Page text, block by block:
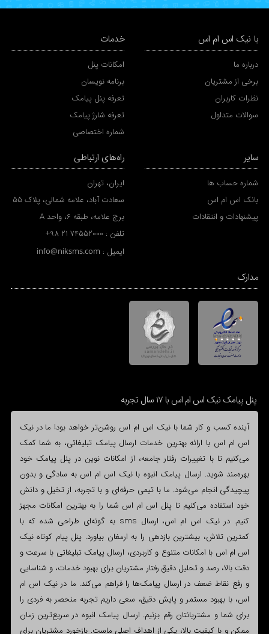
با نیک اس ام اس
درباره ما
برخی از مشتریان
نظرات کاربران
سوالات متداول
خدمات
امکانات پنل
برنامه نویسان
تعرفه پنل پیامک
تعرفه شارژ پیامک
شماره اختصاصی
سایر
شماره حساب ها
بانک اس ام اس
پیشنهادات و انتقادات
راه‌های ارتباطی
ایران، تهران
سعادت آباد، علامه شمالی، پلاک 55
برج علامه، طبقه 6، واحد A
تلفن : +98 21 74552000
ایمیل : info@niksms.com
مدارک
پنل پیامک نیک اس ام اس با 17 سال تجربه
آینده کسب و کار شما با نیک اس ام اس روشن‌تر خواهد بود! ما در نیک
اس ام اس با ارائه بهترین خدمات ارسال پیامک تبلیغاتی، به شما کمک
می‌کنیم تا با تغییرات رفتار جامعه، از امکانات نوین در پنل پیامک خود
بهره‌مند شوید. ارسال پیامک انبوه با نیک اس ام اس به سادگی و بدون
پیچیدگی انجام می‌شود. ما با تیمی حرفه‌ای و با تجربه، از تخیل و دانش
خود استفاده می‌کنیم تا پنل اس ام اس شما را به بهترین امکانات مجهز
کنیم. در نیک اس ام اس، ارسال sms به گونه‌ای طراحی شده که با
کمترین تلاش، بیشترین بازدهی را به ارمغان بیاورد. پنل پیام کوتاه نیک
اس ام اس با امکانات متنوع و کاربردی، ارسال پیامک تبلیغاتی با سرعت و
دقت بالا، رصد و تحلیل دقیق رفتار مشتریان برای بهبود خدمات، و شناسایی
و رفع نقاط ضعف در ارسال پیامک‌ها را فراهم می‌کند. ما در نیک اس ام
اس، با بهبود مستمر و پایش دقیق، سعی داریم تجربه منحصر به فردی را
برای شما و مشتریانتان رقم بزنیم. ارسال پیامک انبوه در سریع‌ترین زمان
ممکن و با کیفیت بالا، یکی از اهداف اصلی ماست. بازخورد مشتریان برای